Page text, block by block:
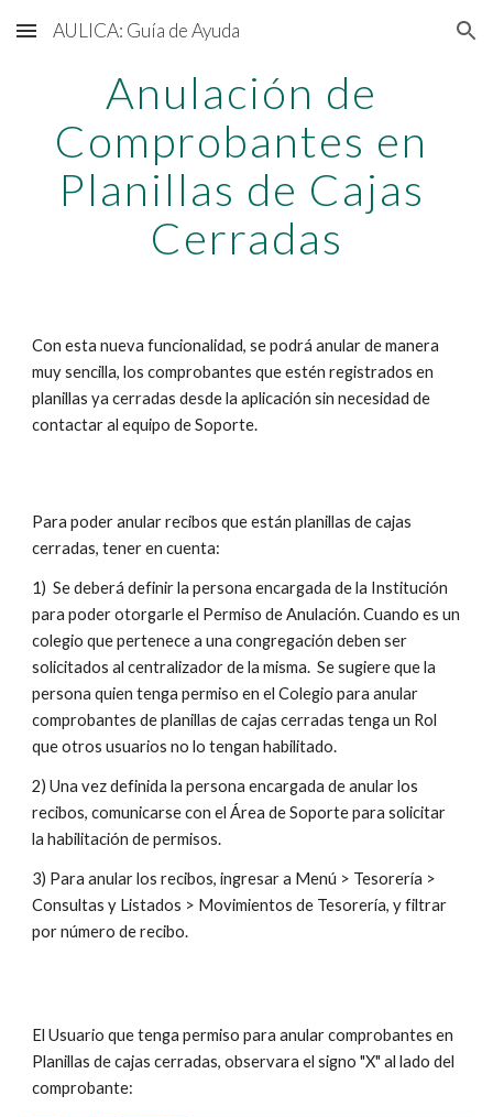
Skip to main content Skip to navigation
AULICA: Guía de Ayuda
Anulación de
Comprobantes en
Planillas de Cajas
Cerradas
Con esta nueva funcionalidad, se podrá anular de manera
muy sencilla, los comprobantes que estén registrados en
planillas ya cerradas desde la aplicación sin necesidad de
contactar al equipo de Soporte.
Para poder anular recibos que están planillas de cajas
cerradas, tener en cuenta:
1)  Se deberá definir la persona encargada de la Institución
para poder otorgarle el Permiso de Anulación. Cuando es un
colegio que pertenece a una congregación deben ser
solicitados al centralizador de la misma.  Se sugiere que la
persona quien tenga permiso en el Colegio para anular
comprobantes de planillas de cajas cerradas tenga un Rol
que otros usuarios no lo tengan habilitado.
2) Una vez definida la persona encargada de anular los
recibos, comunicarse con el Área de Soporte para solicitar
la habilitación de permisos.
3) Para anular los recibos, ingresar a Menú > Tesorería >
Consultas y Listados > Movimientos de Tesorería, y filtrar
por número de recibo.
El Usuario que tenga permiso para anular comprobantes en
Planillas de cajas cerradas, observara el signo "X" al lado del
comprobante: